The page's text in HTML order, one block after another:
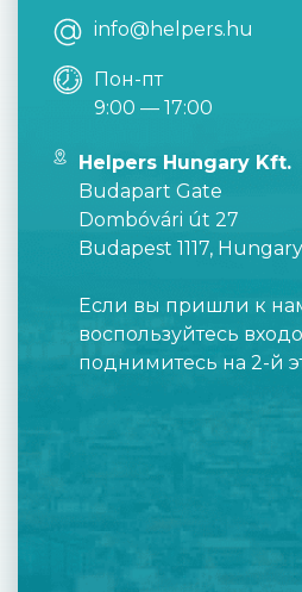
info@helpers.hu
Пон-пт
9:00 — 17:00
Helpers Hungary Kft.
Budapart Gate
Dombóvári út 27
Budapest 1117, Hungary
Если вы пришли к
воспользуйтесь
поднимитесь на 2-й